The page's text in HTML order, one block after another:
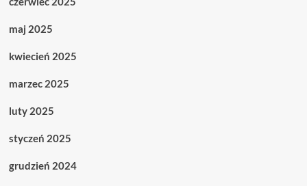
maj 2025
kwiecień 2025
marzec 2025
luty 2025
styczeń 2025
grudzień 2024